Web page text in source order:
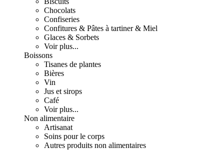
Chocolats
Confiseries
Confitures & Pâtes à tartiner & Miel
Glaces & Sorbets
Voir plus...
Boissons
Tisanes de plantes
Bières
Vin
Jus et sirops
Café
Voir plus...
Non alimentaire
Artisanat
Soins pour le corps
Autres produits non alimentaires